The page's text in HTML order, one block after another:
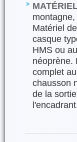
Matériel
casque
HMS ou
néoprène.
complet
chausson
de la